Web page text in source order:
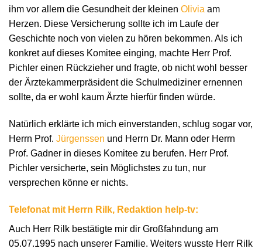
ihm vor allem die Gesundheit der kleinen Olivia am
Herzen. Diese Versicherung sollte ich im Laufe der
Geschichte noch von vielen zu hören bekommen. Als ich
konkret auf dieses Komitee einging, machte Herr Prof.
Pichler einen Rückzieher und fragte, ob nicht wohl besser
der Ärztekammerpräsident die Schulmediziner ernennen
sollte, da er wohl kaum Ärzte hierfür finden würde.
Natürlich erklärte ich mich einverstanden, schlug sogar vor,
Herrn Prof. Jürgenssen und Herrn Dr. Mann oder Herrn
Prof. Gadner in dieses Komitee zu berufen. Herr Prof.
Pichler versicherte, sein Möglichstes zu tun, nur
versprechen könne er nichts.
Telefonat mit Herrn Rilk, Redaktion help-tv:
Auch Herr Rilk bestätigte mir dir Großfahndung am
05.07.1995 nach unserer Familie. Weiters wusste Herr Rilk